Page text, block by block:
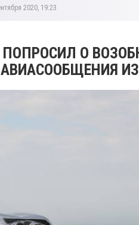
2020, 19:23
О